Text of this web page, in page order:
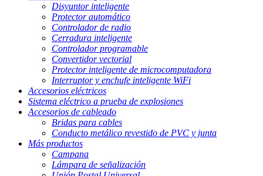
Disyuntor inteligente
Protector automático
Controlador de radio
Cerradura inteligente
Controlador programable
Convertidor vectorial
Protector inteligente de microcomputadora
Interruptor y enchufe inteligente WiFi
Accesorios eléctricos
Sistema eléctrico a prueba de explosiones
Accesorios de cableado
Bridas para cables
Conducto metálico revestido de PVC y junta
Más productos
Campana
Lámpara de señalización